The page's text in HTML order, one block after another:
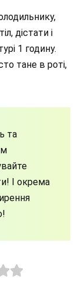
дістати і
1 годину.
тане в роті,
та
І окрема